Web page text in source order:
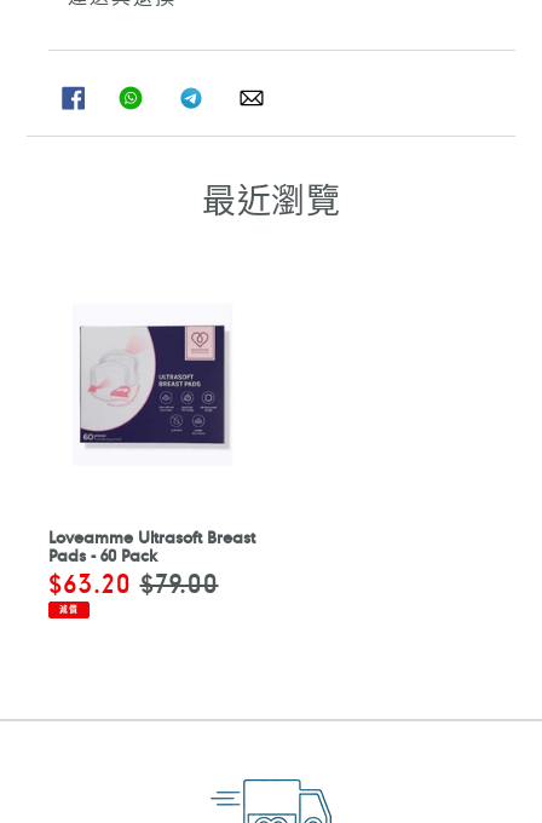
FACEBOOK
分
享
WHATSAPPTELEGRAM
分
享
WHATSAPP
最近瀏覽
Loveamme Ultrasoft Breast
Pads - 60 Pack
售
價
$63.20 定
價
$79.00
減價